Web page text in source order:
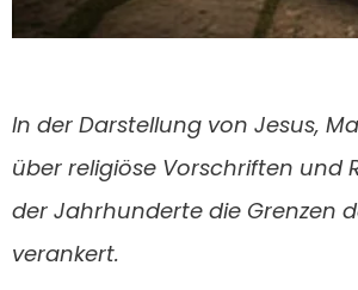
In der Darstellung von Jesus,
über religiöse Vorschriften und
der Jahrhunderte die Grenzen
verankert.